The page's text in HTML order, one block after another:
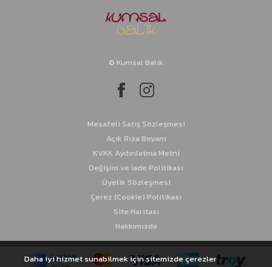
© Kumsal Balık
Mesafeli Satış Sözleşmesi
Açık Rıza Beyanı
KVKK Aydınlatma Metni
Değişim ve İade Politikası
Üyelik Sözleşmesi
Çerez (Cookie) Politikası
Site Haritası
Hakkımızda
Daha iyi hizmet sunabilmek için sitemizde çerezler